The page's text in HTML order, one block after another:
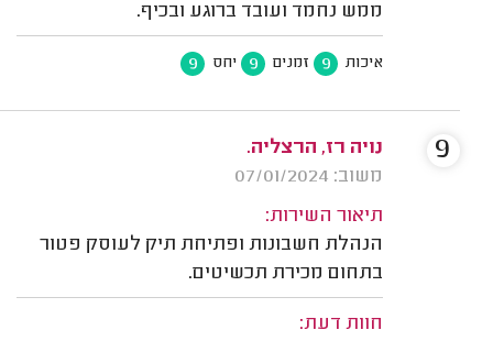
ממש נחמד ועובד ברוגע ובכיף.
איכות 9 זמנים 9 יחס 9
נויה רז, הרצליה.
משוב: 07/01/2024
תיאור השירות:
הנהלת חשבונות ופתיחת תיק לעוסק פטור
בתחום מכירת תכשיטים.
חוות דעת:
9